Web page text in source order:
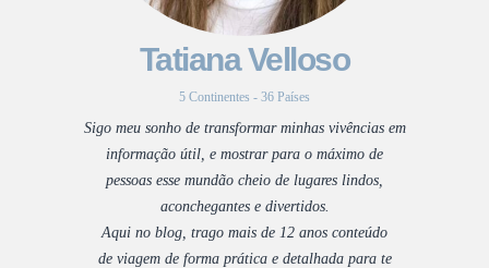
Tatiana Velloso
5 Continentes - 36 Países
Sigo meu sonho de transformar minhas vivências em
informação útil, e mostrar para o máximo de
pessoas esse mundão cheio de lugares lindos,
aconchegantes e divertidos.
Aqui no blog, trago mais de 12 anos conteúdo
de viagem de forma prática e detalhada para te